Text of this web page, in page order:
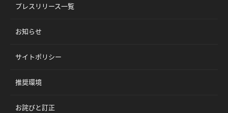
プレスリリース一覧
お知らせ
サイトポリシー
推奨環境
お詫びと訂正